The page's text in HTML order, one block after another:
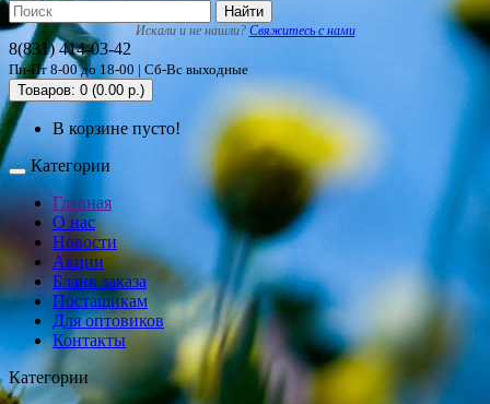
Найти
Искали и не нашли? Свяжитесь с нами
8(831) 414-03-42
Пн-Пт 8-00 до 18-00 | Сб-Вс выходные
Товаров: 0 (0.00 р.)
В корзине пусто!
Категории
Главная
О нас
Новости
Акции
Бланк заказа
Постащикам
Для оптовиков
Контакты
Категории